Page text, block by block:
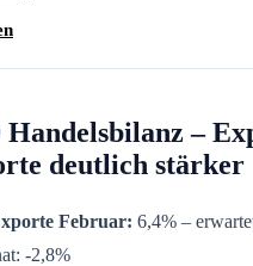
Handelsbilanz –
deutlich stärker
Februar: 6,4% –
-2,8%